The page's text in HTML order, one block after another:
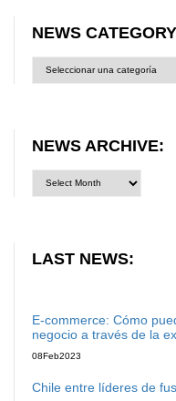
NEWS
category:
NEWS ARCHIVE:
LAST NEWS:
E-commerce: Cómo
negocio a través de la
08Feb2023
Chile entre líderes de